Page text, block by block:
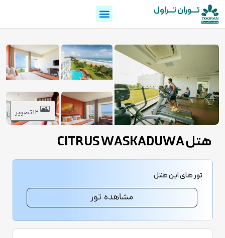
تـــوران تـــراول
12 تصویر
هتل CITRUS WASKADUWA
تور های این هتل
مشاهده تور